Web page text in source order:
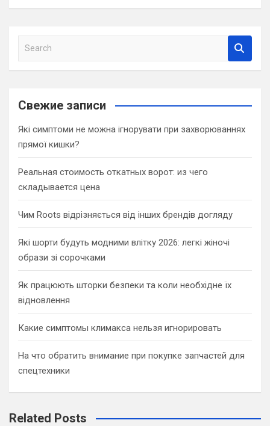
a
c
Свежие записи
Які симптоми не можна ігнорувати при захворюваннях
прямої кишки?
Реальная стоимость откатных ворот: из чего
складывается цена
Чим Roots відрізняється від інших брендів догляду
Які шорти будуть модними влітку 2026: легкі жіночі
образи зі сорочками
Як працюють шторки безпеки та коли необхідне їх
відновлення
Какие симптомы климакса нельзя игнорировать
На что обратить внимание при покупке запчастей для
спецтехники
Related Posts